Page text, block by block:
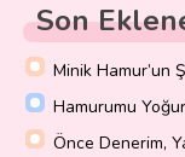
Son
Minik Hamur’un
Hamurumu
Önce Denerim,